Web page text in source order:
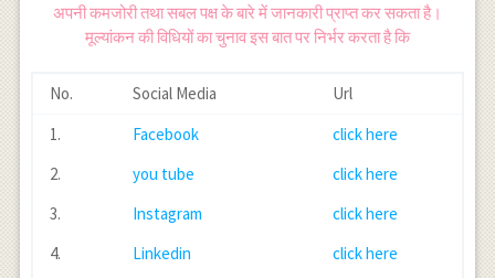
अपनी कमजोरी तथा सबल पक्ष के बारे में जानकारी प्राप्त कर सकता है।
मूल्यांकन की विधियों का चुनाव इस बात पर निर्भर करता है कि
No. Social Media
Url
1.
Facebook
click here
2.
you tube
click here
3.
Instagram
click here
4.
Linkedin
click here